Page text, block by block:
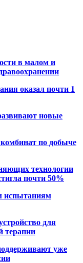
в малом и
оказал почти 1
новые
по добыче
технологии
почти 50%
испытаниям
для
терапии
уже